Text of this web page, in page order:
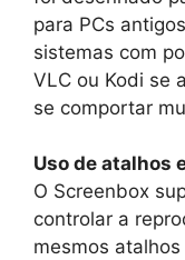
para PCs
sistemas com
VLC ou Kodi se
se comportar
Uso de atalhos
O Screenbox
controlar a
mesmos